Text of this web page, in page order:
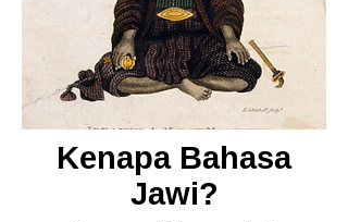
Kenapa Bahasa
Jawi?